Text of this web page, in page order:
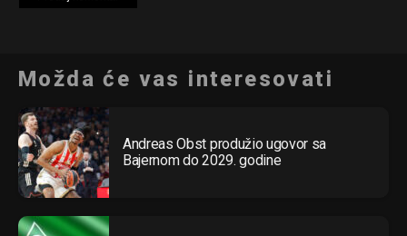
Možda će vas interesovati
Andreas Obst produžio ugovor sa
Bajernom do 2029. godine